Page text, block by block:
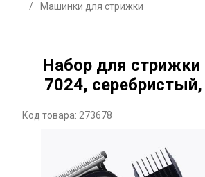
/
Машинки для стрижки
Набор для стрижки
7024,
Код товара: 273678